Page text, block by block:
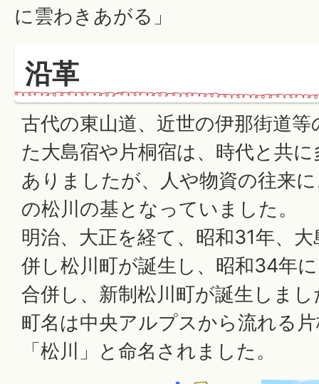
に雲わきあがる」
沿革
古代の東山道、近世の伊那街道
た大島宿や片桐宿は、時代と共
ありましたが、人や物資の往来
の松川の基となっていました。
明治、大正を経て、昭和31年、
併し松川町が誕生し、昭和34年
合併し、新制松川町が誕生しまし
町名は中央アルプスから流れる
「松川」と命名されました。